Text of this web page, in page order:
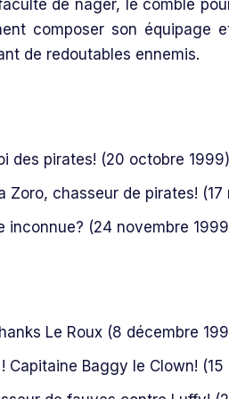
de nager, le comble
composer son équipage
de redoutables ennemis.
des pirates! (20 octobre 1999)
Zoro, chasseur de pirates!
inconnue? (24 novembre
Le Roux (8 décembre
Baggy le Clown!